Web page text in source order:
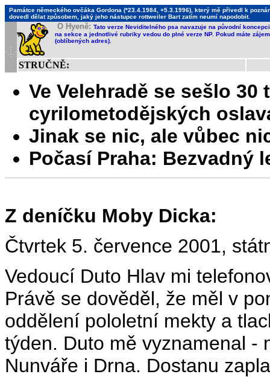
Památce německého ovčáka Gordona (*23.4.1984, +5.3.1996), který mě přivedl k
dovedl dělat způsobem, jaký jeho nástupce rottweiler Bart zatím neumí napodobit.
O Hyeně: Tato verze Neviditelného psa navazuje na původní
na sekce a jednotlivé rubriky vedou do plné verze NP. Pokud máte
(oblíbených adres).
STRUČNĚ:
Ve Velehradě se sešlo
cyrilometodějských
Jinak se nic, ale vůbec
Počasí Praha: Bezvadný
Z deníčku Moby Dicka:
Čtvrtek 5. července 2001,
Vedoucí Duto Hlav mi
Právě se dověděl, že měl v
oddělení pololetní mekty a
týden. Duto mě vyznamenal -
Nunváře i Drna. Dostanu